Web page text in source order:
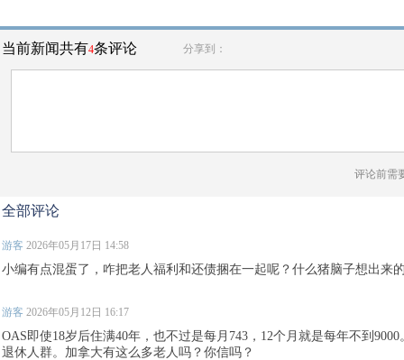
当前新闻共有4条评论 分享到：
评论前需
全部评论
游客 2026年05月17日 14:58
小编有点混蛋了，咋把老人福利和还债捆在一起呢？什么猪脑子想出来
游客 2026年05月12日 16:17
OAS即使18岁后住满40年，也不过是每月743，12个月就是每年不到
退休人群。加拿大有这么多老人吗？你信吗？